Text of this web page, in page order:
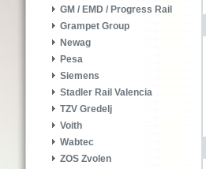
GM / EMD / Progress Rail
Grampet Group
Newag
Pesa
Siemens
Stadler Rail Valencia
TZV Gredelj
Voith
Wabtec
ZOS Zvolen